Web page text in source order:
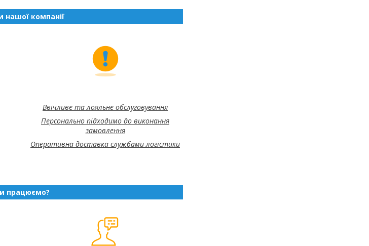
нашої компанії
Ввічливе та лояльне обслуговування
Персонально підходимо до виконання
замовлення
Оперативна доставка службами логістики
працюємо?